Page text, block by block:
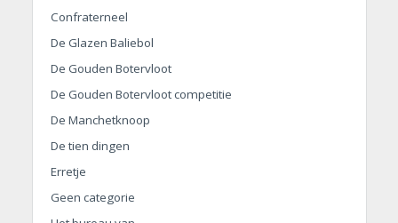
Confraterneel
De Glazen Baliebol
De Gouden Botervloot
De Gouden Botervloot competitie
De Manchetknoop
De tien dingen
Erretje
Geen categorie